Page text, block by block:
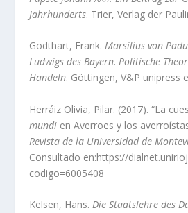
Jahrhunderts. Trier, Verlag der
Godthart, Frank.Marsilius von
Ludwigs des Bayern. Politische
Handeln. Göttingen, V&P unipress
Herráiz Olivia, Pilar. (2017). “La
mundi en Averroes y los
Revista de la Universidad de
Consultado en:https://
codigo=6005408
Kelsen, Hans.Die Staatslehre des